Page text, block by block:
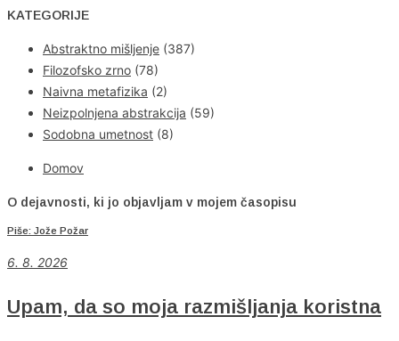
KATEGORIJE
Abstraktno mišljenje (387)
Filozofsko zrno (78)
Naivna metafizika (2)
Neizpolnjena abstrakcija (59)
Sodobna umetnost (8)
Domov
O dejavnosti, ki jo objavljam v mojem časopisu
Piše: Jože Požar
6. 8. 2026
Upam, da so moja razmišljanja koristna